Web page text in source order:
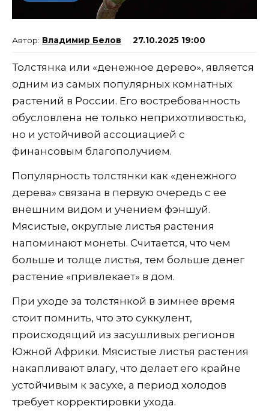
Владимир Белов 27.10.2025 19:00
Толстянка или «денежное дерево», является
одним из самых популярных комнатных
растений в России. Его востребованность
обусловлена не только неприхотливостью,
но и устойчивой ассоциацией с
финансовым благополучием.
Популярность толстянки как «денежного
дерева» связана в первую очередь с ее
внешним видом и учением фэншуй.
Мясистые, округлые листья растения
напоминают монеты. Считается, что чем
больше и толще листья, тем больше денег
растение «привлекает» в дом.
При уходе за толстянкой в зимнее время
стоит помнить, что это суккулент,
происходящий из засушливых регионов
Южной Африки. Мясистые листья растения
накапливают влагу, что делает его крайне
устойчивым к засухе, а период холодов
требует корректировки ухода.